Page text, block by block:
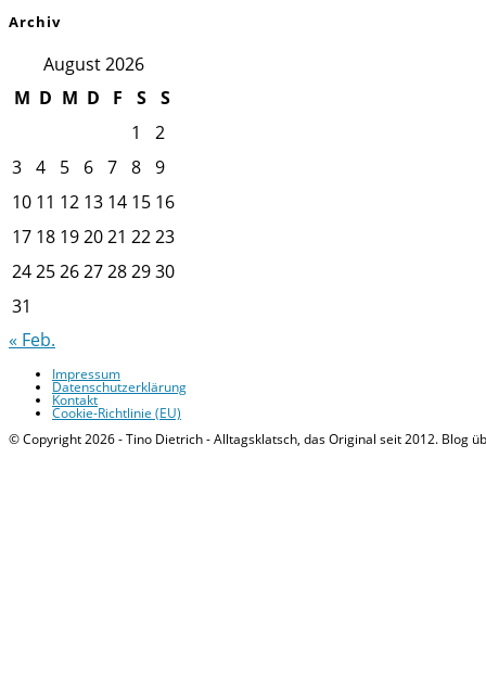
Archiv
August 2026
M D M D F S
S
1
2
3 4 5 6 7 8 9
10 11 12 13 14 15 16
17 18 192021 2223
24252627282930
31
« Feb.
Impressum
Datenschutzerklärung
Kontakt
Cookie-Richtlinie (EU)
© Copyright 2026 - Tino Dietrich - Alltagsklatsch, das Original seit 2012. Blog